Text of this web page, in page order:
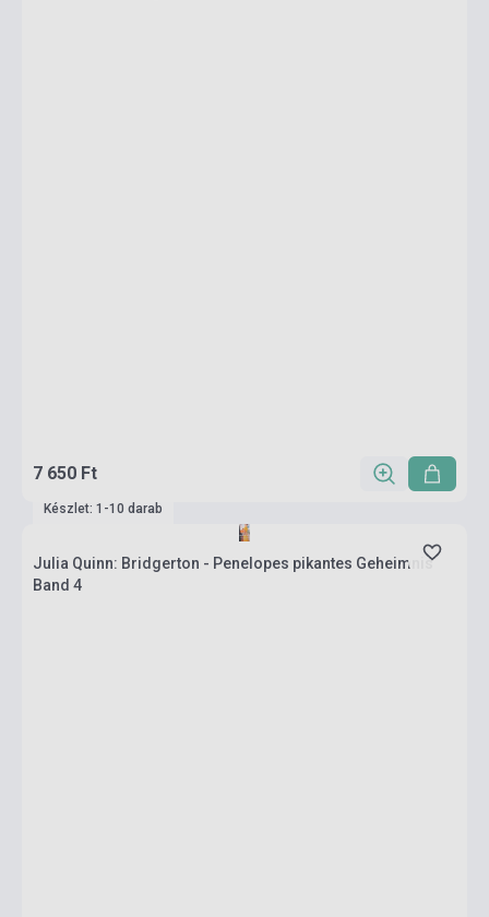
7 650 Ft
Készlet: 1-10 darab
Julia Quinn: Bridgerton - Penelopes pikantes Geheimnis
Band 4